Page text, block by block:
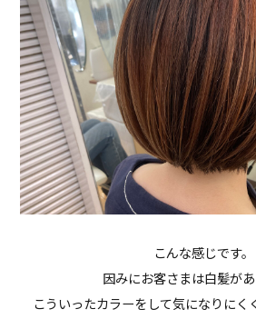
こんな感じです。
因みにお客さまは白髪があ
こういったカラーをして気になりにく